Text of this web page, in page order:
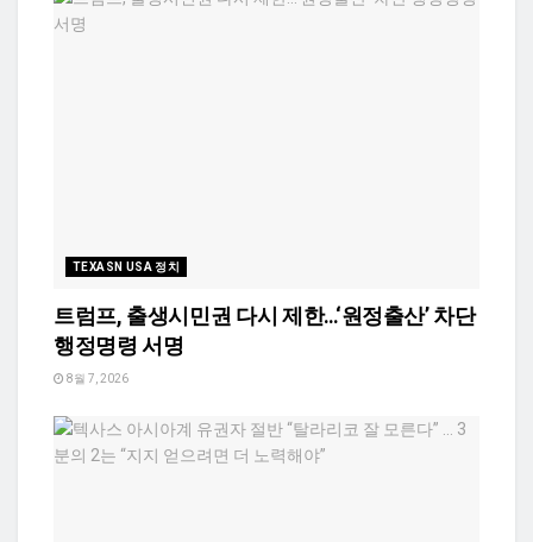
TEXASN USA 정치
트럼프, 출생시민권 다시 제한…‘원정출산’ 차단
행정명령 서명
8월 7, 2026